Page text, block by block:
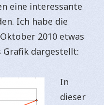
eine interessante
Ich habe die
2010 etwas
dargestellt:
In
dieser